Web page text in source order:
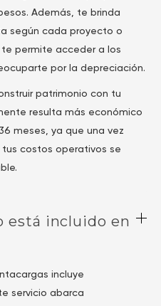
Además, te brinda
según cada proyecto o
permite acceder a los
por la depreciación.
patrimonio con tu
resulta más económico
meses, ya que una vez
tus costos operativos se
está incluido en
incluye
servicio abarca